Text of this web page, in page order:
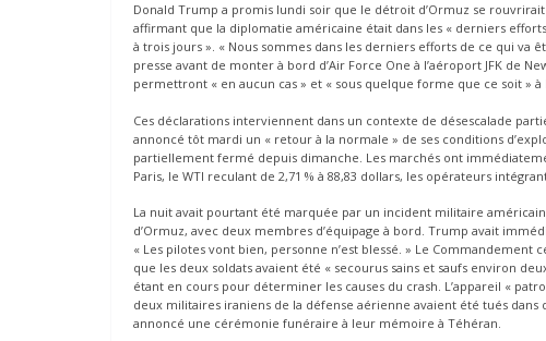
Donald Trump a promis lundi soir que le détroit d’Ormuz se
affirmant que la diplomatie américaine était dans les « derniers
à trois jours ». « Nous sommes dans les derniers efforts de ce qui
presse avant de monter à bord d’Air Force One à l’aéroport JFK de
permettront « en aucun cas » et « sous quelque forme que ce soit »
Ces déclarations interviennent dans un contexte de désescalade
annoncé tôt mardi un « retour à la normale » de ses conditions
partiellement fermé depuis dimanche. Les marchés ont
Paris, le WTI reculant de 2,71 % à 88,83 dollars, les opérateurs
La nuit avait pourtant été marquée par un incident militaire
d’Ormuz, avec deux membres d’équipage à bord. Trump avait
« Les pilotes vont bien, personne n’est blessé. » Le
que les deux soldats avaient été « secourus sains et saufs environ
étant en cours pour déterminer les causes du crash. L’appareil «
deux militaires iraniens de la défense aérienne avaient été tués dans
annoncé une cérémonie funéraire à leur mémoire à Téhéran.